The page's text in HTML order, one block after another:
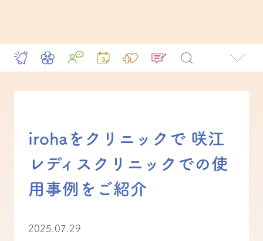
irohaをクリニックで 咲江
レディスクリニックでの使
用事例をご紹介
2025.07.29